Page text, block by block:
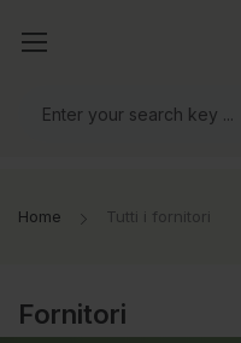
mondo!
Home Tutti i fornitori
Fornitori